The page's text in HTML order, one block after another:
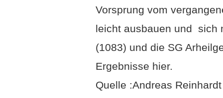
Vorsprung vom
leicht ausbauen und sich
(1083) und die SG
Ergebnisse hier.
Quelle :Andreas Reinhardt